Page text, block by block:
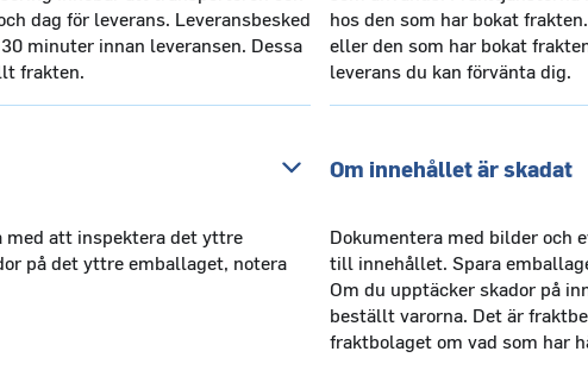
dag för leverans. Leveransbesked
minuter innan leveransen. Dessa
frakten.
hos den som har bokat
eller den som har bokat
leverans du kan förvänta dig.
med att inspektera det yttre
på det yttre emballaget, notera
Om innehållet är skadat
Dokumentera med bilder och
till innehållet. Spara
Om du upptäcker skador på
beställt varorna. Det är
fraktbolaget om vad som har